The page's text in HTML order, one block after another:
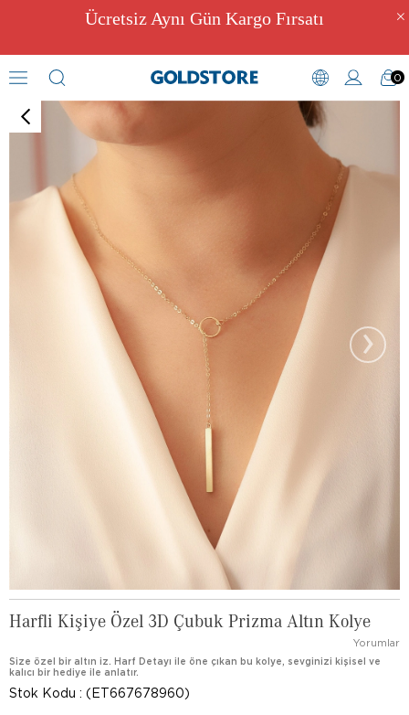
Ücretsiz Aynı Gün Kargo Fırsatı
0
İsimli Kolyeler
›
Harfli Kişiye Özel 3D Çubuk Prizma Altın Kolye
Yorumlar
Size özel bir altın iz. Harf Detayı ile öne çıkan bu kolye, sevginizi kişisel ve
kalıcı bir hediye ile anlatır.
Stok Kodu (ET667678960)